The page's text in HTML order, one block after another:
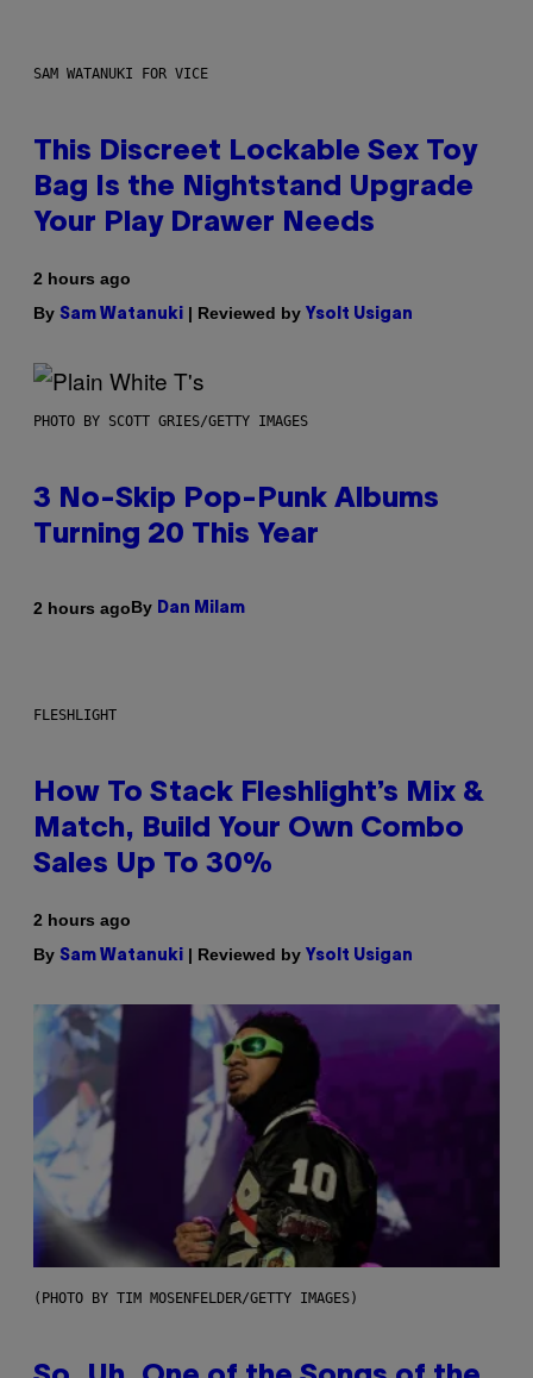
SAM WATANUKI FOR VICE
This Discreet Lockable Sex Toy
Bag Is the Nightstand Upgrade
Your Play Drawer Needs
2 hours ago
By Sam Watanuki | Reviewed by Ysolt Usigan
PHOTO BY SCOTT GRIES/GETTY IMAGES
3 No-Skip Pop-Punk Albums
Turning 20 This Year
2 hours agoBy Dan Milam
FLESHLIGHT
How To Stack Fleshlight’s Mix &
Match, Build Your Own Combo
Sales Up To 30%
2 hours ago
By Sam Watanuki | Reviewed by Ysolt Usigan
(PHOTO BY TIM MOSENFELDER/GETTY IMAGES)